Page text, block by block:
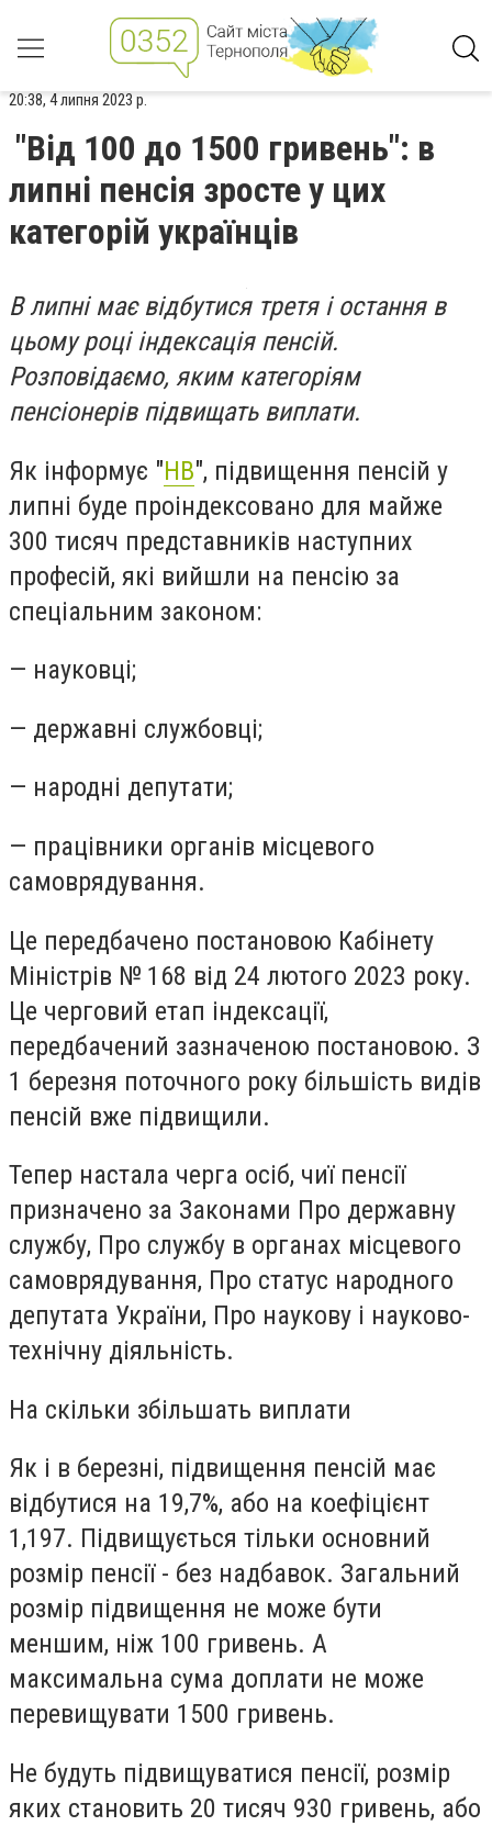
20:38, 4 липня 2023 р.
"Від 100 до 1500 гривень": в
липні пенсія зросте у цих
категорій українців
В липні має відбутися третя і остання в
цьому році індексація пенсій.
Розповідаємо, яким категоріям
пенсіонерів підвищать виплати.
Як інформує "НВ", підвищення пенсій у
липні буде проіндексовано для майже
300 тисяч представників наступних
професій, які вийшли на пенсію за
спеціальним законом:
— науковці;
— державні службовці;
— народні депутати;
— працівники органів місцевого
самоврядування.
Це передбачено постановою Кабінету
Міністрів № 168 від 24 лютого 2023 року.
Це черговий етап індексації,
передбачений зазначеною постановою. З
1 березня поточного року більшість видів
пенсій вже підвищили.
Тепер настала черга осіб, чиї пенсії
призначено за Законами Про державну
службу, Про службу в органах місцевого
самоврядування, Про статус народного
депутата України, Про наукову і науково-
технічну діяльність.
На скільки збільшать виплати
Як і в березні, підвищення пенсій має
відбутися на 19,7%, або на коефіцієнт
1,197. Підвищується тільки основний
розмір пенсії - без надбавок. Загальний
розмір підвищення не може бути
меншим, ніж 100 гривень. А
максимальна сума доплати не може
перевищувати 1500 гривень.
Не будуть підвищуватися пенсії, розмір
яких становить 20 тисяч 930 гривень, або